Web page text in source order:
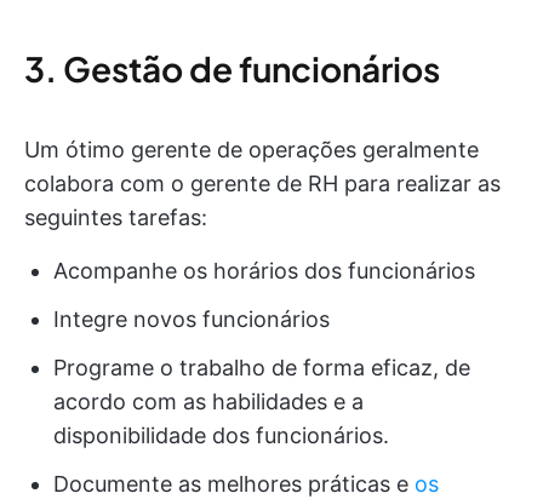
3. Gestão de funcionários
Um ótimo gerente de operações geralmente
colabora com o gerente de RH para realizar as
seguintes tarefas:
Acompanhe os horários dos funcionários
Integre novos funcionários
Programe o trabalho de forma eficaz, de
acordo com as habilidades e a
disponibilidade dos funcionários.
Documente as melhores práticas e os